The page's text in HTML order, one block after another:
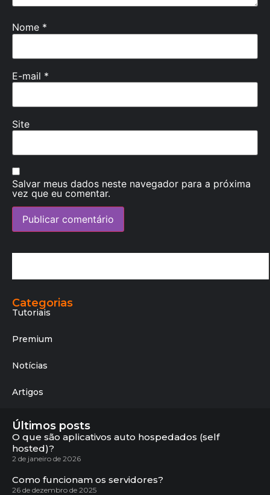
Nome *
E-mail *
Site
Salvar meus dados neste navegador para a próxima
vez que eu comentar.
Categorias
Tutoriais
Premium
Notícias
Artigos
Últimos posts
O que são aplicativos auto hospedados (self
hosted)?
2 de janeiro de 2026
Como funcionam os servidores?
26 de dezembro de 2025